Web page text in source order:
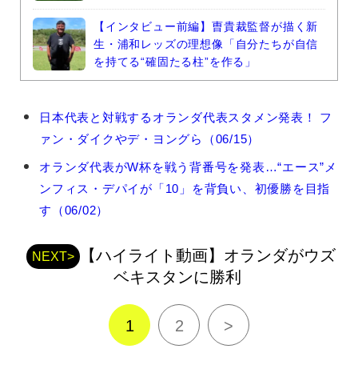
【インタビュー前編】曺貴裁監督が描く新
生・浦和レッズの理想像「自分たちが自信
を持てる“確固たる柱”を作る」
フ
ス・
テ
連
記
事
日本代表と対戦するオランダ代表スタメン発表！ フ
ァン・ダイクやデ・ヨングら（06/15）
オランダ代表がW杯を戦う背番号を発表…“エース”メ
ンフィス・デパイが「10」を背負い、初優勝を目指
す（06/02）
NEXT>
【ハイライト動画】オランダがウズ
ベキスタンに勝利
1 2 >